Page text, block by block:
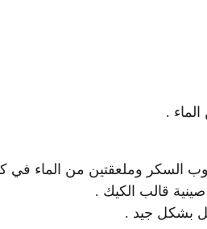
السكر وملعقتين من الماء
قالب الكيك .
بشكل جيد .